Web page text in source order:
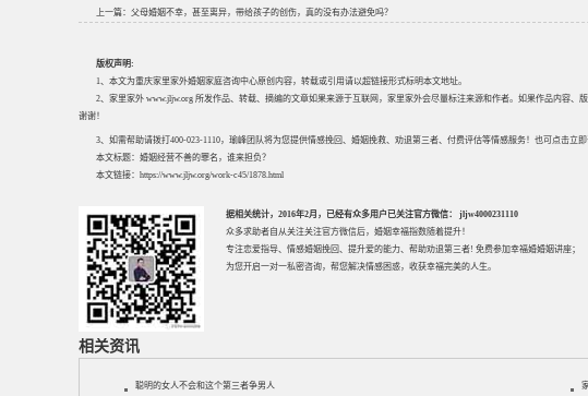
上一篇： 父母婚姻不幸，甚至离异，带给孩子的创伤，真的没有办法避免吗？
版权声明:
1、本文为重庆家里家外婚姻家庭咨询中心原创内容，转载或引用请以超链接形式标明本文地址。
2、家里家外 www.jljw.org 所发作品、转载、摘编的文章如果来源于互联网，家里家外会尽量标注来源和作者。如果作品内容、
谢谢！
3、如需帮助请拨打400-023-1110，瑜峰团队将为您提供情感挽回、婚姻挽救、劝退第三者、付费评估等情感服务！也可点击立即
本文标题： 婚姻经营不善的罪名，谁来担负？
本文链接： https://www.jljw.org/work-c45/1878.html
据相关统计，2016年2月，已经有众多用户已关注官方微信： jljw4000231110
众多求助者自从关注关注官方微信后，婚姻幸福指数随着提升！
专注恋爱指导、 情感婚姻挽回 、提升爱的能力、帮助劝退第三者! 免费参加幸福婚婚姻讲座；
为您开启一对一私密咨询，帮您解决情感困惑，收获幸福完美的人生。
相关资讯
聪明的女人不会和这个第三者争男人